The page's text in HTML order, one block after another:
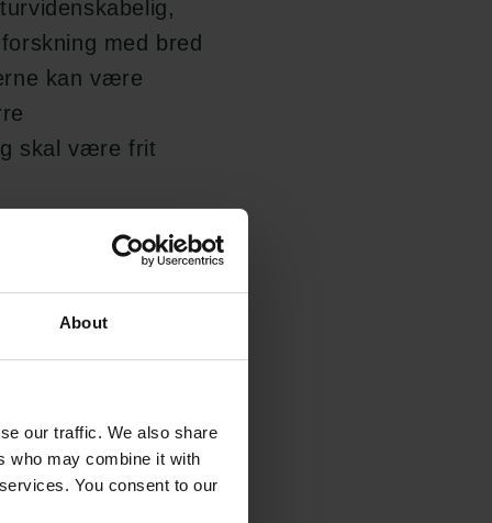
About
our traffic. We also share
who may combine it with
You consent to our
med bred
kan være
skal være frit
medvirker
produktion.